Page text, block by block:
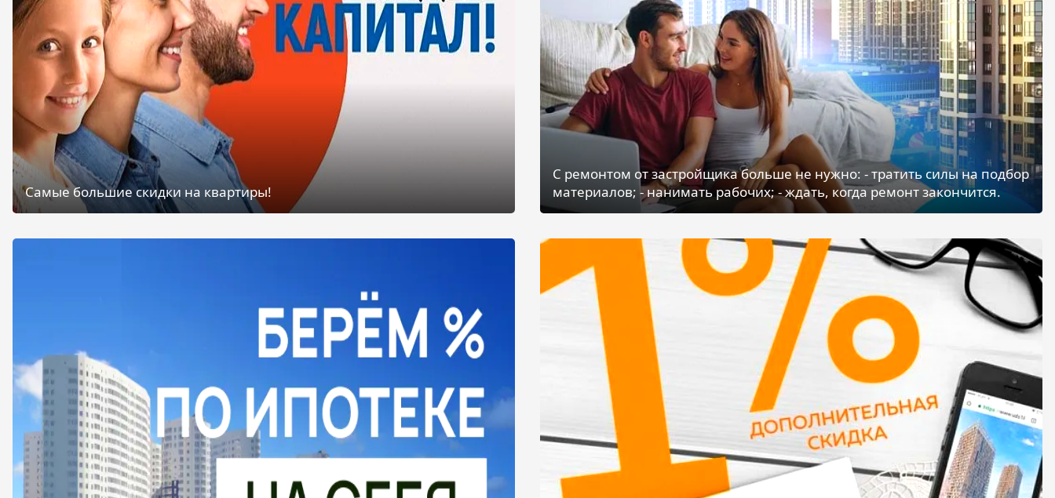
Самые большие скидки на квартиры!
С ремонтом от застройщика больше не нужно: - тратить силы на подбор
материалов; - нанимать рабочих; - ждать, когда ремонт закончится.